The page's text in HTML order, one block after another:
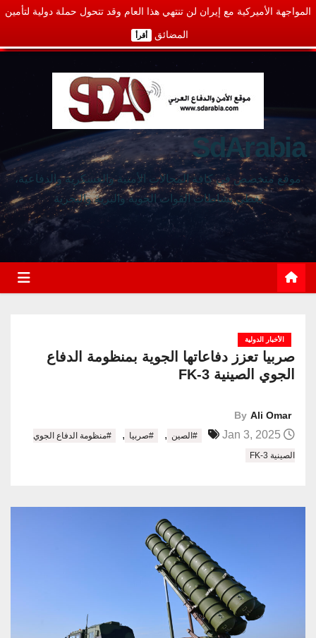
المواجهة الأميركية مع إيران لن تنتهي هذا العام وقد تتحول حملة دولية لتأمين
المضائق أقرأ
SdArabia
موقع متخصص في كافة المجالات الأمنية والعسكرية والدفاعية،
يغطي نشاطات القوات الجوية والبرية والبحرية
الأخبار الدولية
صربيا تعزز دفاعاتها الجوية بمنظومة الدفاع
الجوي الصينية FK-3
By Ali Omar
#الصين , #صربيا ,
#منظومة الدفاع الجوي
الصينية FK-3